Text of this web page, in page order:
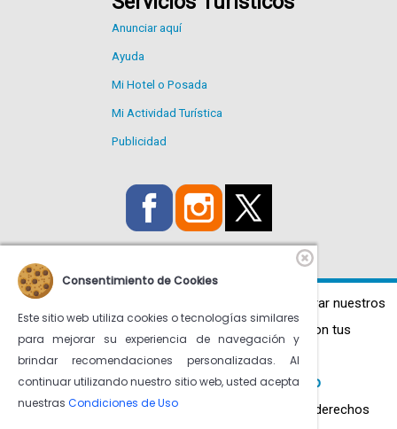
Anunciar aquí
Ayuda
Mi Hotel o Posada
Mi Actividad Turística
Publicidad
Utilizamos Cookies propias y de terceros para mejorar nuestros
servicios y mostrarte publicidad relacionada con tus
preferencias.
Más información enCondiciones de uso
© venezuelatuya.com S.A. 1997-2026. Todos los derechos
Consentimiento de Cookies
Este sitio web utiliza cookies o tecnologías similares
para mejorar su experiencia de navegación y
brindar recomendaciones personalizadas. Al
continuar utilizando nuestro sitio web, usted acepta
nuestras Condiciones de Uso